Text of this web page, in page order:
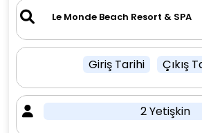
Giriş Tarihi Çıkış
2 Yetişkin